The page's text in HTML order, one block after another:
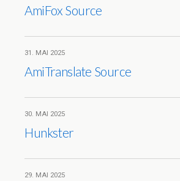
AmiFox Source
31. MAI 2025
AmiTranslate Source
30. MAI 2025
Hunkster
29. MAI 2025